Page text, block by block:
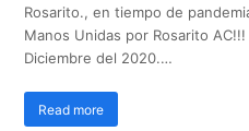
Rosarito., en tiempo de
Manos Unidas por Rosarito
Diciembre del 2020.…
Read more